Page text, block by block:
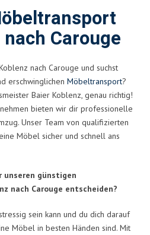
Carouge
nach Carouge und suchst
erschwinglichen Möbeltransport?
Baier Koblenz, genau richtig!
bieten wir dir professionelle
Unser Team von qualifizierten
Möbel sicher und schnell ans
günstigen
nach Carouge entscheiden?
sein kann und du dich darauf
Möbel in besten Händen sind. Mit